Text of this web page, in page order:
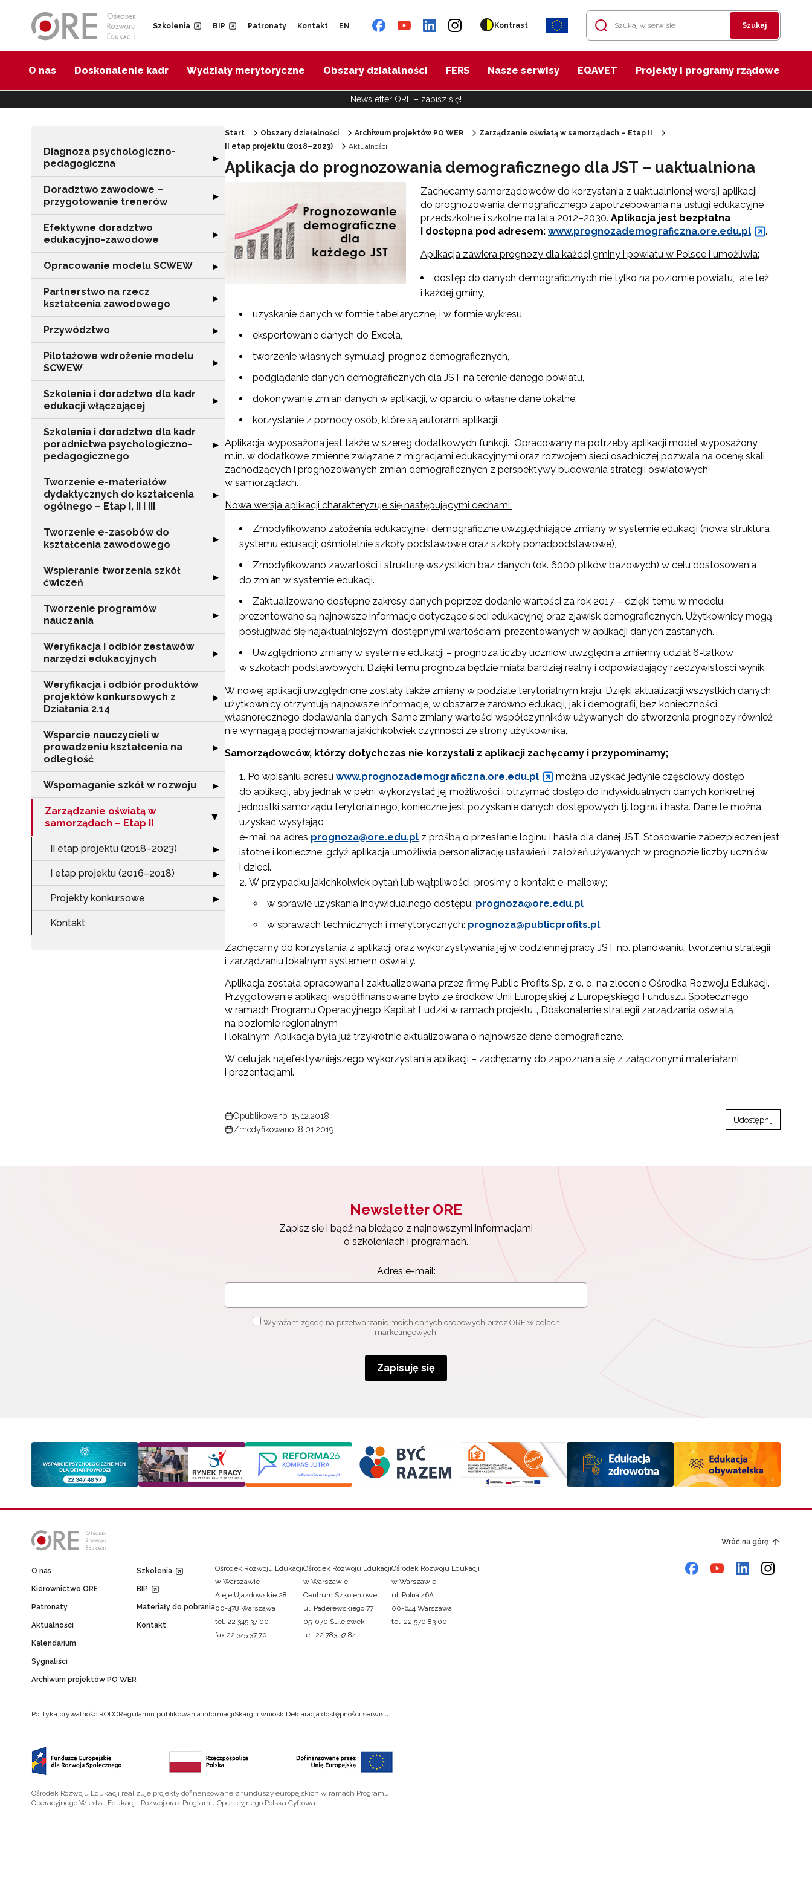
Szkolenia BIP Patronaty Kontakt EN Kontrast Szukaj
O nas Doskonalenie kadr Wydziały merytoryczne Obszary działalności FERS Nasze serwisy EQAVET Projekty i programy rządowe
Newsletter ORE – zapisz się!
Diagnoza psychologiczno-
pedagogiczna
Rozwiń sekcję "Diagnoza psychologiczno-pedagogiczna"
▶
Doradztwo zawodowe –
przygotowanie trenerów
Rozwiń sekcję "Doradztwo zawodowe – przygotowanie trenerów"
▶
Efektywne doradztwo
edukacyjno-zawodowe
Rozwiń sekcję "Efektywne doradztwo edukacyjno-zawodowe"
▶
Opracowanie modelu SCWEW Rozwiń sekcję "Opracowanie modelu SCWEW"
▶
Partnerstwo na rzecz
kształcenia zawodowego
Rozwiń sekcję "Partnerstwo na rzecz kształcenia zawodowego"
▶
Przywództwo Rozwiń sekcję "Przywództwo"
▶
Pilotażowe wdrożenie modelu
SCWEW
Rozwiń sekcję "Pilotażowe wdrożenie modelu SCWEW"
▶
Szkolenia i doradztwo dla kadr
edukacji włączającej
Rozwiń sekcję "Szkolenia i doradztwo dla kadr edukacji włączającej"
▶
Szkolenia i doradztwo dla kadr
poradnictwa psychologiczno-
pedagogicznego
Rozwiń sekcję "Szkolenia i doradztwo dla kadr poradnictwa psychologiczno-pedagogicznego"
▶
Tworzenie e-materiałów
dydaktycznych do kształcenia
ogólnego – Etap I, II i III
Rozwiń sekcję "Tworzenie e-materiałów dydaktycznych do kształcenia ogólnego – Etap I, II i III"
▶
Tworzenie e-zasobów do
kształcenia zawodowego
Rozwiń sekcję "Tworzenie e-zasobów do kształcenia zawodowego"
▶
Wspieranie tworzenia szkół
ćwiczeń
Rozwiń sekcję "Wspieranie tworzenia szkół ćwiczeń"
▶
Tworzenie programów
nauczania
Rozwiń sekcję "Tworzenie programów nauczania"
▶
Weryfikacja i odbiór zestawów
narzędzi edukacyjnych
Rozwiń sekcję "Weryfikacja i odbiór zestawów narzędzi edukacyjnych"
▶
Weryfikacja i odbiór produktów
projektów konkursowych z
Działania 2.14
Rozwiń sekcję "Weryfikacja i odbiór produktów projektów konkursowych z Działania 2.14"
▶
Wsparcie nauczycieli w
prowadzeniu kształcenia na
odległość
Rozwiń sekcję "Wsparcie nauczycieli w prowadzeniu kształcenia na odległość"
▶
Wspomaganie szkół w rozwoju Rozwiń sekcję "Wspomaganie szkół w rozwoju"
▶
Zarządzanie oświatą w
samorządach – Etap II
Zwiń sekcję "Zarządzanie oświatą w samorządach – Etap II"
▶
II etap projektu (2018–2023) Rozwiń sekcję "II etap projektu (2018–2023)"
▶
I etap projektu (2016–2018) Rozwiń sekcję "I etap projektu (2016–2018)"
▶
Projekty konkursowe Rozwiń sekcję "Projekty konkursowe"
▶
Kontakt
Start Obszary działalności Archiwum projektów PO WER
Zarządzanie oświatą w samorządach – Etap II
II etap projektu (2018–2023)
Aktualności
Aplikacja do prognozowania demograficznego dla JST – uaktualniona
Zachęcamy samorządowców do korzystania z uaktualnionej wersji aplikacji
do prognozowania demograficznego zapotrzebowania na usługi edukacyjne
przedszkolne i szkolne na lata 2012–2030. Aplikacja jest bezpłatna
i dostępna pod adresem: www.prognozademograficzna.ore.edu.pl
.
Aplikacja zawiera prognozy dla każdej gminy i powiatu w Polsce i umożliwia:
dostęp do danych demograficznych nie tylko na poziomie powiatu, ale też
i każdej gminy,
uzyskanie danych w formie tabelarycznej i w formie wykresu,
eksportowanie danych do Excela,
tworzenie własnych symulacji prognoz demograficznych,
podglądanie danych demograficznych dla JST na terenie danego powiatu,
dokonywanie zmian danych w aplikacji, w oparciu o własne dane lokalne,
korzystanie z pomocy osób, które są autorami aplikacji.
Aplikacja wyposażona jest także w szereg dodatkowych funkcji. Opracowany na potrzeby aplikacji model wyposażony
m.in. w dodatkowe zmienne związane z migracjami edukacyjnymi oraz rozwojem sieci osadniczej pozwala na ocenę skali
zachodzących i prognozowanych zmian demograficznych z perspektywy budowania strategii oświatowych
w samorządach.
Nowa wersja aplikacji charakteryzuje się następującymi cechami:
Zmodyfikowano założenia edukacyjne i demograficzne uwzględniające zmiany w systemie edukacji (nowa struktura
systemu edukacji; ośmioletnie szkoły podstawowe oraz szkoły ponadpodstawowe),
Zmodyfikowano zawartości i strukturę wszystkich baz danych (ok. 6000 plików bazowych) w celu dostosowania
do zmian w systemie edukacji.
Zaktualizowano dostępne zakresy danych poprzez dodanie wartości za rok 2017 – dzięki temu w modelu
prezentowane są najnowsze informacje dotyczące sieci edukacyjnej oraz zjawisk demograficznych. Użytkownicy mogą
posługiwać się najaktualniejszymi dostępnymi wartościami prezentowanych w aplikacji danych zastanych.
Uwzględniono zmiany w systemie edukacji – prognoza liczby uczniów uwzględnia zmienny udział 6-latków
w szkołach podstawowych. Dzięki temu prognoza będzie miała bardziej realny i odpowiadający rzeczywistości wynik.
W nowej aplikacji uwzględnione zostały także zmiany w podziale terytorialnym kraju. Dzięki aktualizacji wszystkich danych
użytkownicy otrzymują najnowsze informacje, w obszarze zarówno edukacji, jak i demografii, bez konieczności
własnoręcznego dodawania danych. Same zmiany wartości współczynników używanych do stworzenia prognozy również
nie wymagają podejmowania jakichkolwiek czynności ze strony użytkownika.
Samorządowców, którzy dotychczas nie korzystali z aplikacji zachęcamy i przypominamy;
Po wpisaniu adresu www.prognozademograficzna.ore.edu.pl
można uzyskać jedynie częściowy dostęp
do aplikacji, aby jednak w pełni wykorzystać jej możliwości i otrzymać dostęp do indywidualnych danych konkretnej
jednostki samorządu terytorialnego, konieczne jest pozyskanie danych dostępowych tj. loginu i hasła. Dane te można
uzyskać wysyłając
e-mail na adres prognoza@ore.edu.pl z prośbą o przesłanie loginu i hasła dla danej JST. Stosowanie zabezpieczeń jest
istotne i konieczne, gdyż aplikacja umożliwia personalizację ustawień i założeń używanych w prognozie liczby uczniów
i dzieci.
W przypadku jakichkolwiek pytań lub wątpliwości, prosimy o kontakt e-mailowy;
w sprawie uzyskania indywidualnego dostępu: prognoza@ore.edu.pl
w sprawach technicznych i merytorycznych: prognoza@publicprofits.pl.
Zachęcamy do korzystania z aplikacji oraz wykorzystywania jej w codziennej pracy JST np. planowaniu, tworzeniu strategii
i zarządzaniu lokalnym systemem oświaty.
Aplikacja została opracowana i zaktualizowana przez firmę Public Profits Sp. z o. o. na zlecenie Ośrodka Rozwoju Edukacji.
Przygotowanie aplikacji współfinansowane było ze środków Unii Europejskiej z Europejskiego Funduszu Społecznego
w ramach Programu Operacyjnego Kapitał Ludzki w ramach projektu „ Doskonalenie strategii zarządzania oświatą
na poziomie regionalnym
i lokalnym. Aplikacja była już trzykrotnie aktualizowana o najnowsze dane demograficzne.
W celu jak najefektywniejszego wykorzystania aplikacji – zachęcamy do zapoznania się z załączonymi materiałami
i prezentacjami.
Opublikowano: 15.12.2018
Zmodyfikowano: 8.01.2019
Udostępnij
Newsletter ORE
Zapisz się i bądź na bieżąco z najnowszymi informacjami
o szkoleniach i programach.
Adres e-mail:
Wyrażam zgodę na przetwarzanie moich danych osobowych przez ORE w celach
marketingowych.
Zapisuję się
Wróć na górę
O nas
Kierownictwo ORE
Patronaty
Aktualności
Kalendarium
Sygnaliści
Archiwum projektów PO WER
Szkolenia
BIP
Materiały do pobrania
Kontakt
Ośrodek Rozwoju Edukacji
w Warszawie
Aleje Ujazdowskie 28
00-478 Warszawa
tel. 22 345 37 00
fax 22 345 37 70
Ośrodek Rozwoju Edukacji
w Warszawie
Centrum Szkoleniowe
ul. Paderewskiego 77
05-070 Sulejówek
tel. 22 783 37 84
Ośrodek Rozwoju Edukacji
w Warszawie
ul. Polna 46A
00-644 Warszawa
tel. 22 570 83 00
Polityka prywatnościRODORegulamin publikowania informacjiSkargi i wnioskiDeklaracja dostępności serwisu
Ośrodek Rozwoju Edukacji realizuje projekty dofinansowane z funduszy europejskich w ramach Programu
Operacyjnego Wiedza Edukacja Rozwój oraz Programu Operacyjnego Polska Cyfrowa
Newsletter ORE
Zapisz się i bądź na bieżąco z najnowszymi informacjami
o szkoleniach i programach.
Adres e-mail:
Wyrażam zgodę na przetwarzanie moich danych osobowych przez ORE w
celach marketingowych.
Zapisuję się